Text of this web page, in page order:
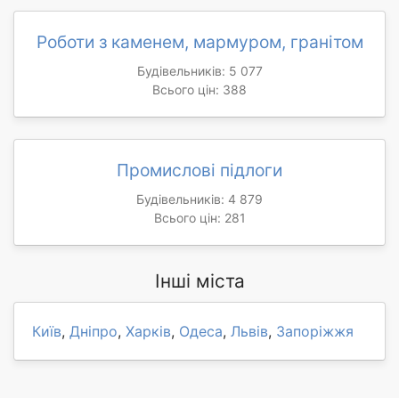
Роботи з каменем, мармуром, гранітом
Будівельників: 5 077
Всього цін: 388
Промислові підлоги
Будівельників: 4 879
Всього цін: 281
Інші міста
Київ, Дніпро, Харків, Одеса, Львів, Запоріжжя